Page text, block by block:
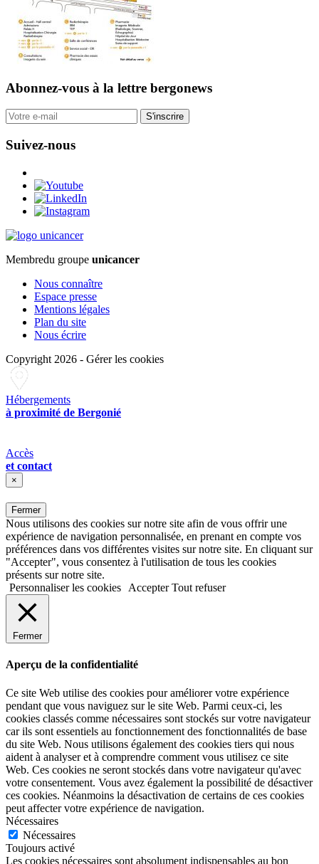
Abonnez-vous à la lettre bergonews
S'inscrire
Suivez-nous
Membredu groupe unicancer
Nous connaître
Espace presse
Mentions légales
Plan du site
Nous écrire
Copyright 2026 - Gérer les cookies
Hébergements
à proximité de Bergonié
Accès
et contact
×
Fermer
Nous utilisons des cookies sur notre site afin de vous offrir une
expérience de navigation personnalisée, en prenant en compte vos
préférences dans vos différentes visites sur notre site. En cliquant sur
"Accepter", vous consentez à l'utilisation de tous les cookies
présents sur notre site.
Personnaliser les cookies
Accepter Tout refuser
Fermer
Aperçu de la confidentialité
Ce site Web utilise des cookies pour améliorer votre expérience
pendant que vous naviguez sur le site Web. Parmi ceux-ci, les
cookies classés comme nécessaires sont stockés sur votre navigateur
car ils sont essentiels au fonctionnement des fonctionnalités de base
du site Web. Nous utilisons également des cookies tiers qui nous
aident à analyser et à comprendre comment vous utilisez ce site
Web. Ces cookies ne seront stockés dans votre navigateur qu'avec
votre consentement. Vous avez également la possibilité de désactiver
ces cookies. Néanmoins la désactivation de certains de ces cookies
peut affecter votre expérience de navigation.
Nécessaires
Nécessaires
Toujours activé
Les cookies nécessaires sont absolument indispensables au bon